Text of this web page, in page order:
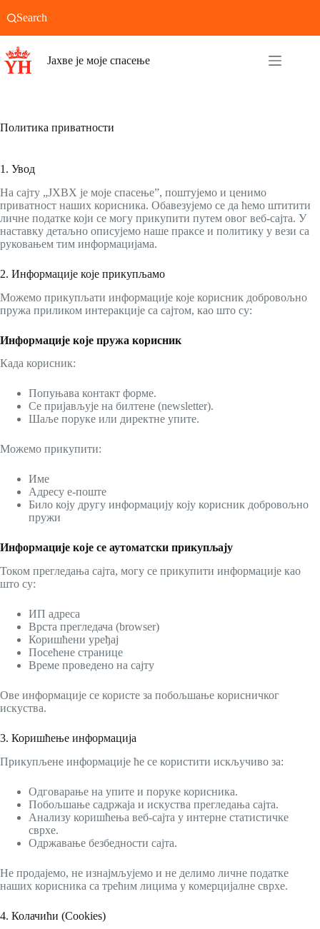
to
Search
Јахве је моје спасење
Политика приватности
1. Увод
На сајту „ЈХВХ је моје спасење”, поштујемо и ценимо
приватност наших корисника. Обавезујемо се да ћемо штитити
личне податке који се могу прикупити путем овог веб-сајта. У
наставку детаљно описујемо наше праксе и политику у вези са
руковањем тим информацијама.
2. Информације које прикупљамо
Можемо прикупљати информације које корисник добровољно
пружа приликом интеракције са сајтом, као што су:
Информације које пружа корисник
Када корисник:
Попуњава контакт форме.
Се пријављује на билтене (newsletter).
Шаље поруке или директне упите.
Можемо прикупити:
Име
Адресу е-поште
Било коју другу информацију коју корисник добровољно
пружи
Информације које се аутоматски прикупљају
Током прегледања сајта, могу се прикупити информације као
што су:
ИП адреса
Врста прегледача (browser)
Коришћени уређај
Посећене странице
Време проведено на сајту
Ове информације се користе за побољшање корисничког
искуства.
3. Коришћење информација
Прикупљене информације ће се користити искључиво за:
Одговарање на упите и поруке корисника.
Побољшање садржаја и искуства прегледања сајта.
Анализу коришћења веб-сајта у интерне статистичке
сврхе.
Одржавање безбедности сајта.
Не продајемо, не изнајмљујемо и не делимо личне податке
наших корисника са трећим лицима у комерцијалне сврхе.
4. Колачићи (Cookies)